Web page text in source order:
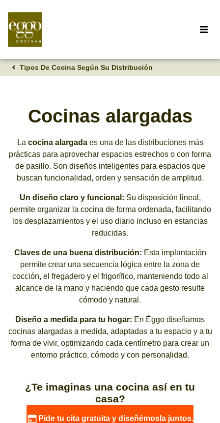
Tipos De Cocina Según Su Distribución
Cocinas alargadas
La cocina alargadaes una de las distribuciones más
prácticas para aprovechar espacios estrechos o con forma
de pasillo. Son diseños inteligentes para espacios que
buscan funcionalidad, orden y sensación de amplitud.
Un diseño claro y funcional: Su disposición lineal,
permite organizar la cocina de forma ordenada, facilitando
los desplazamientos y el uso diario incluso en estancias
reducidas.
Claves de una buena distribución: Esta implantación
permite crear una secuencia lógica entre la zona de
cocción, el fregadero y el frigorífico, manteniendo todo al
alcance de la mano y haciendo que cada gesto resulte
cómodo y natural.
Diseño a medida para tu hogar: En Èggo diseñamos
cocinas alargadas a medida, adaptadas a tu espacio y a tu
forma de vivir, optimizando cada centímetro para crear un
entorno práctico, cómodo y con personalidad.
¿Te imaginas una cocina así en tu
casa?
Pide tu cita gratuita y diseñémosla juntos.